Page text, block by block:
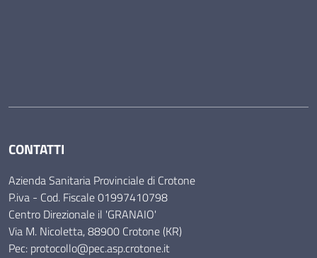
CONTATTI
Azienda Sanitaria Provinciale di Crotone
P.iva - Cod. Fiscale 01997410798
Centro Direzionale il 'GRANAIO'
Via M. Nicoletta, 88900 Crotone (KR)
Pec: protocollo@pec.asp.crotone.it